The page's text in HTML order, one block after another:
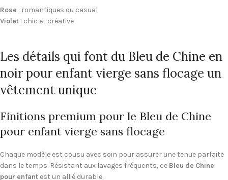
Rose : romantiques ou casual
Violet : chic et créative
Les détails qui font du Bleu de Chine en
noir pour enfant vierge sans flocage un
vêtement unique
Finitions premium pour le Bleu de Chine
pour enfant vierge sans flocage
Chaque modèle est cousu avec soin pour assurer une tenue parfaite
dans le temps. Résistant aux lavages fréquents, ce Bleu de Chine
pour enfant est un allié durable.